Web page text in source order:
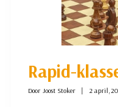
Rapid-
Door Joost Stoker 2 april,